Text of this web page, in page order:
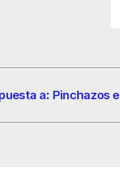
a: Pinchazos